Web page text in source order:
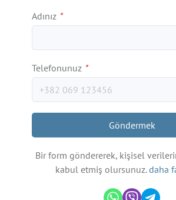
Adınız *
Telefonunuz *
Göndermek
Bir form göndererek, kişisel
kabul etmiş olursunuz.daha